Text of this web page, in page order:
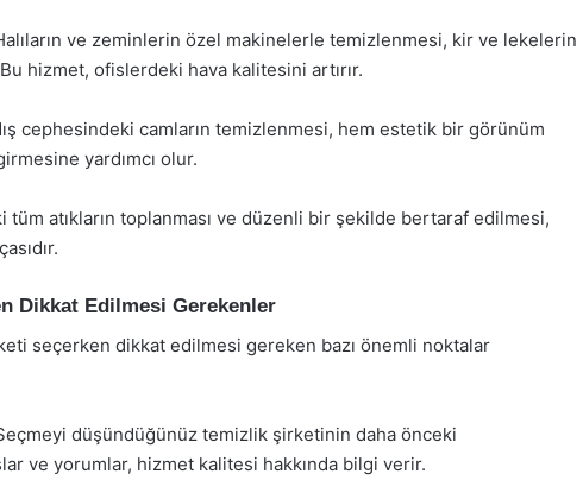
ve zeminlerin özel makinelerle temizlenmesi, kir ve lekelerin
hizmet, ofislerdeki hava kalitesini artırır.
cephesindeki camların temizlenmesi, hem estetik bir görünüm
yardımcı olur.
atıkların toplanması ve düzenli bir şekilde bertaraf edilmesi,
Dikkat Edilmesi Gerekenler
seçerken dikkat edilmesi gereken bazı önemli noktalar
düşündüğünüz temizlik şirketinin daha önceki
ve yorumlar, hizmet kalitesi hakkında bilgi verir.